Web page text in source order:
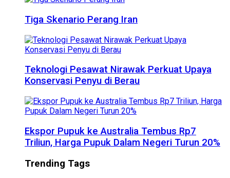
Tiga Skenario Perang Iran
Teknologi Pesawat Nirawak Perkuat Upaya
Konservasi Penyu di Berau
Ekspor Pupuk ke Australia Tembus Rp7
Triliun, Harga Pupuk Dalam Negeri Turun 20%
Trending Tags